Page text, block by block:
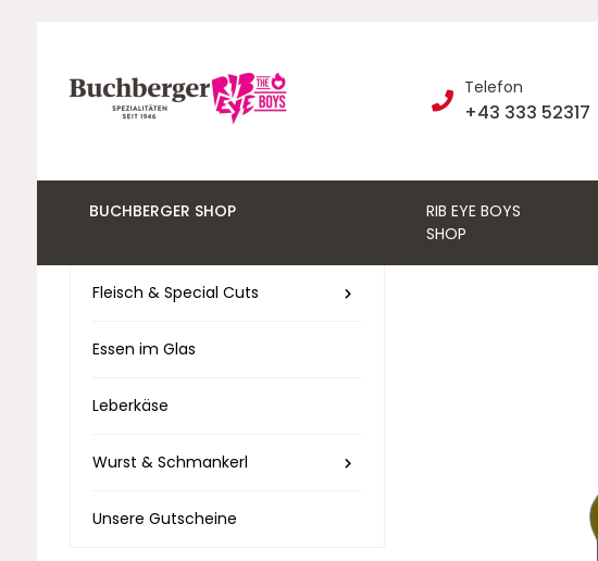
Telefon
+43 333 52317
BUCHBERGER SHOP
RIB EYE BOYS
SHOP
Fleisch & Special Cuts
Essen im Glas
Leberkäse
Wurst & Schmankerl
Unsere Gutscheine